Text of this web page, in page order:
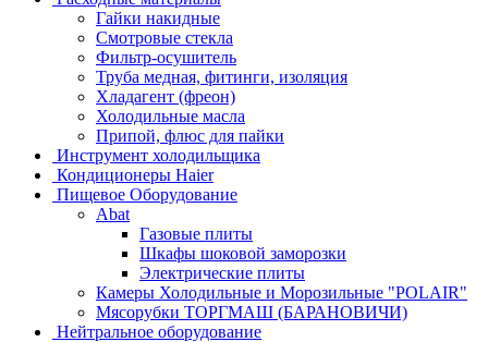
Гайки накидные
Смотровые стекла
Фильтр-осушитель
Труба медная, фитинги, изоляция
Хладагент (фреон)
Холодильные масла
Припой, флюс для пайки
Инструмент холодильщика
Кондиционеры Haier
Пищевое Оборудование
Abat
Газовые плиты
Шкафы шоковой заморозки
Электрические плиты
Камеры Холодильные и Морозильные "POLAIR"
Мясорубки ТОРГМАШ (БАРАНОВИЧИ)
Нейтральное оборудование